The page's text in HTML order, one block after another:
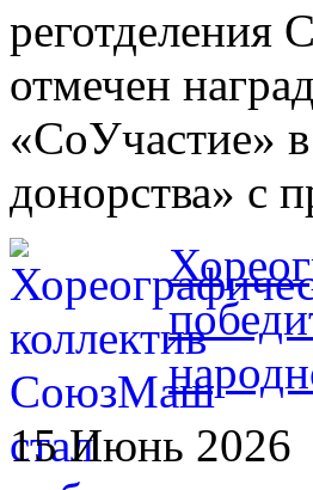
отмечен
«СоУчастие»
донорства» с
15 Июнь 2026